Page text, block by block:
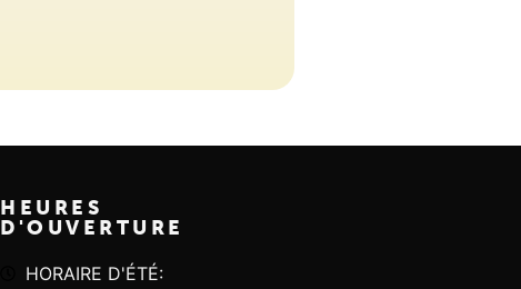
HEURES
D'OUVERTURE
HORAIRE D'ÉTÉ: